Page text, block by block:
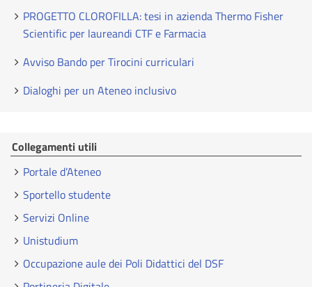
PROGETTO CLOROFILLA: tesi in azienda Thermo Fisher
Scientific per laureandi CTF e Farmacia
Avviso Bando per Tirocini curriculari
Dialoghi per un Ateneo inclusivo
Collegamenti utili
Portale d’Ateneo
Sportello studente
Servizi Online
Unistudium
Occupazione aule dei Poli Didattici del DSF